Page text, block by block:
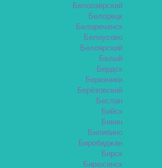
Белоозёрский
Белорецк
Белореченск
Белоусово
Белоярский
Белый
Бердск
Березники
Берёзовский
Беслан
Бийск
Бикин
Билибино
Биробиджан
Бирск
Бирюсинск